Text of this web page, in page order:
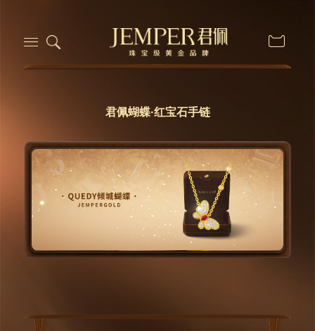
君佩蝴蝶·红宝石手链